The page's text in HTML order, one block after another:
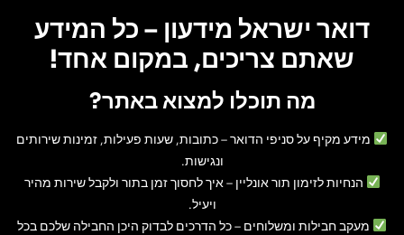
דואר ישראל מידעון – כל המידע
שאתם צריכים, במקום אחד!
מה תוכלו למצוא באתר?
מידע מקיף על סניפי הדואר– כתובות, שעות פעילות, זמינות שירותים
ונגישות.
הנחיות לזימון תור אונליין – איך לחסוך זמן בתור ולקבל שירות מהיר
ויעיל.
מעקב חבילות ומשלוחים – כל הדרכים לבדוק היכן החבילה שלכם בכל